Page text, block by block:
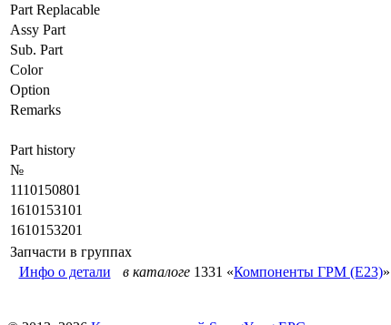
Part Replacable
Assy Part
Sub. Part
Color
Option
Remarks
Part history
№
1110150801
1610153101
1610153201
Запчасти в группах
Инфо о детали
в каталоге 1331 «Компоненты ГРМ (E23)»